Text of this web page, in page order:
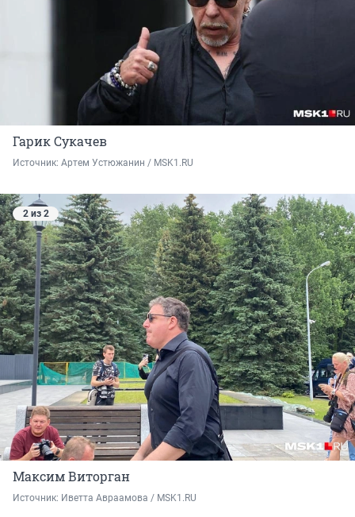
Гарик Сукачев
Источник: Артем Устюжанин / MSK1.RU
2 из 2
Максим Виторган
Источник: Иветта Авраамова / MSK1.RU